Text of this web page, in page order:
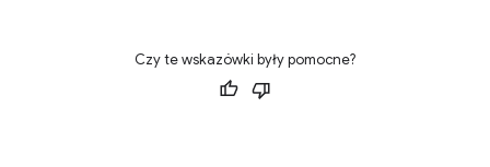
Czy te wskazówki były pomocne?